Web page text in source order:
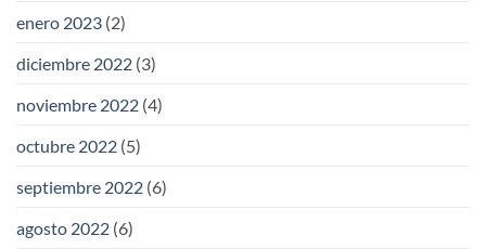
enero 2023 (2)
diciembre 2022 (3)
noviembre 2022 (4)
octubre 2022 (5)
septiembre 2022 (6)
agosto 2022 (6)